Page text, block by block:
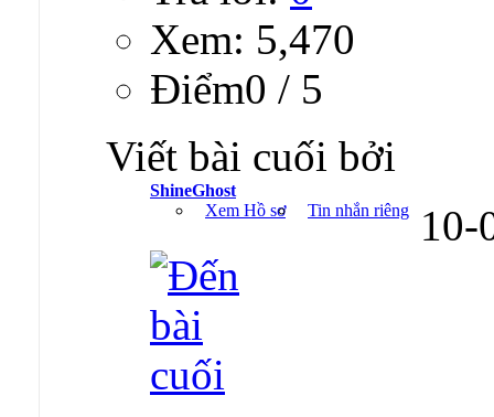
Xem: 5,470
Ðiểm0 / 5
Viết bài cuối bởi
ShineGhost
Xem Hồ sơ
Tin nhắn riêng